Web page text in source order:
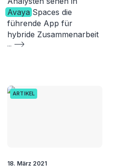
Avaya Spaces die
führende App für
hybride Zusammenarbeit
...
ARTIKEL
18. März 2021